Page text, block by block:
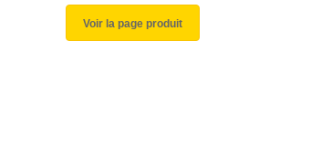
Voir la page produit